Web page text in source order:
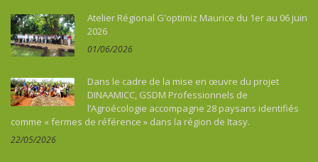
Atelier Régional G'optimiz Maurice du 1er au 06 juin
2026
01/06/2026
Dans le cadre de la mise en œuvre du projet
DINAAMICC, GSDM Professionnels de
l’Agroécologie accompagne 28 paysans identifiés
comme « fermes de référence » dans la région de Itasy.
22/05/2026